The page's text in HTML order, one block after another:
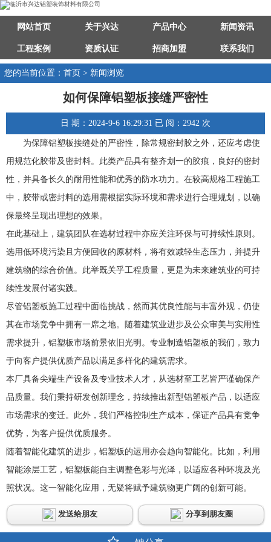
网站首页 关于兴达 产品中心 新闻资讯
工程案例 资质认证 招商加盟 联系我们
您的当前位置：首页 > 新闻浏览
如何保障铝塑板接缝严密性
日 期：2024-9-6 16:29:31 已 阅：2942 次
为保障铝塑板接缝处的严密性，除常规密封胶之外，还应考虑使
用规范化胶带及密封料。此类产品具有整齐划一的胶痕，良好的密封
性，并具备长久的耐用性能和优秀的防水功力。在较高规格工程施工
中，胶带或密封料的选用需根据实际环境和需求进行合理规划，以确
保最终呈现出理想的效果。
在此基础上，建筑团队在选材过程中亦应关注环保与可持续性原则。
选用低环境污染且方便回收的原材料，将有效减轻生态压力，并提升
建筑物的综合价值。此举既关乎工程质量，更是为未来建筑业的可持
续性发展付诸实践。
尽管铝塑板施工过程中面临挑战，然而其优良性能与丰富外观，仍使
其在市场竞争中拥有一席之地。随着建筑业进步及公众审美与实用性
需求提升，铝塑板市场前景依旧光明。专业制造铝塑板的我们，致力
于向客户提供优质产品以满足多样化的建筑需求。
本厂具备尖端生产设备及专业技术人才，从选材至工艺皆严谨确保产
品质量。我们秉持研发创新理念，持续推出新型铝塑板产品，以适应
市场需求的变迁。此外，我们严格控制生产成本，保证产品具有竞争
优势，为客户提供优质服务。
随着智能化建筑的进步，铝塑板的运用亦会趋向智能化。比如，利用
智能涂层工艺，铝塑板能自主调整色彩与光泽，以适应各种环境及光
照状况。这一智能化应用，无疑将赋予建筑物更广阔的创新可能。
发送给朋友 分享到朋友圈